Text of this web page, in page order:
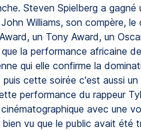
Steven Spielberg a gagné
Williams, son compère, le
un Tony Award, un
la performance africaine
qui elle confirme la
cette soirée c'est aussi
performance du rappeur
avec une
vu que le public avait été